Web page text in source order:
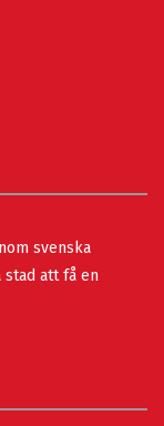
svenska
att få en